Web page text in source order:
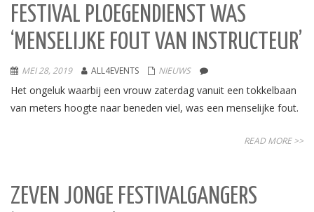
FESTIVAL PLOEGENDIENST WAS
‘MENSELIJKE FOUT VAN INSTRUCTEUR’
MEI 28, 2019 ALL4EVENTS NIEUWS
Het ongeluk waarbij een vrouw zaterdag vanuit een tokkelbaan
van meters hoogte naar beneden viel, was een menselijke fout.
READ MORE >>
ZEVEN JONGE FESTIVALGANGERS